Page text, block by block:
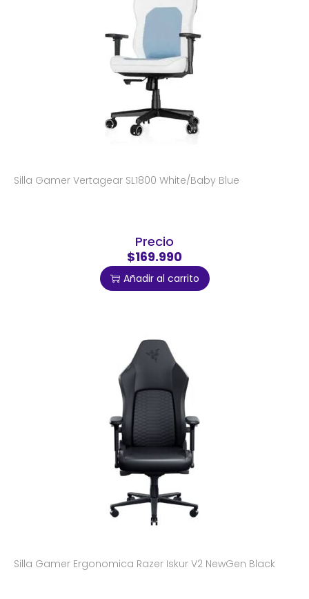
Silla Gamer Vertagear SL1800 White/Baby Blue
Precio
$169.990
Añadir al carrito
Silla Gamer Ergonomica Razer Iskur V2 NewGen Black